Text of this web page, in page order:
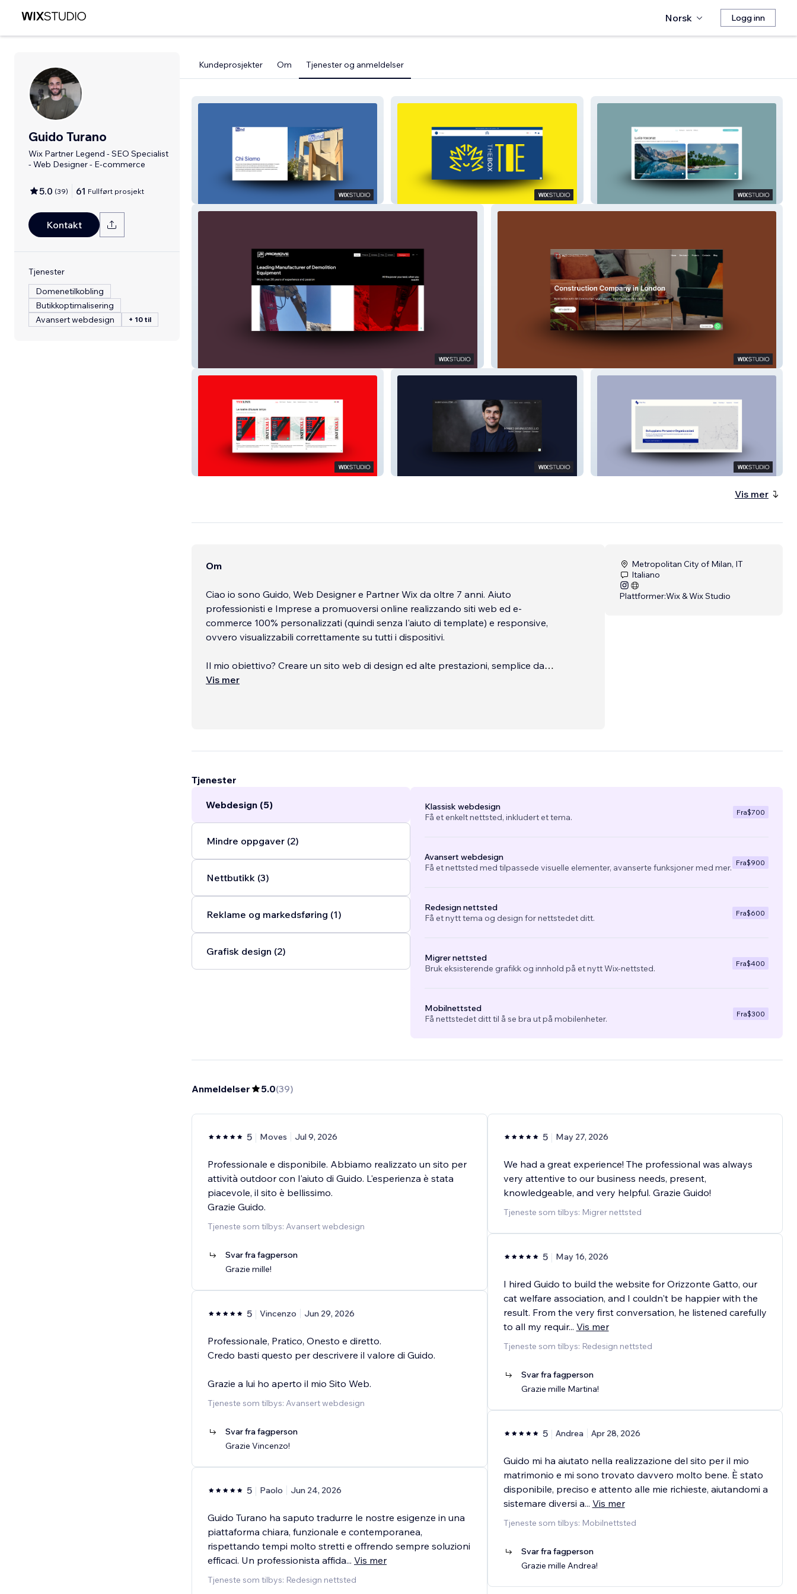
Norsk Logg inn
Guido Turano
Wix Partner Legend - SEO Specialist
- Web Designer - E-commerce
5.0 (39) 61 Fullført prosjekt
Kontakt
Tjenester
Domenetilkobling
Butikkoptimalisering
Avansert webdesign
+ 10 til
Kundeprosjekter Om Tjenester og anmeldelser
TOE-TheBox
Vis mer
Om
Ciao io sono Guido, Web Designer e Partner Wix da oltre 7 anni. Aiuto
professionisti e Imprese a promuoversi online realizzando siti web ed e-
commerce 100% personalizzati (quindi senza l'aiuto di template) e responsive,
ovvero visualizzabili correttamente su tutti i dispositivi.
Il mio obiettivo? Creare un sito web di design ed alte prestazioni, semplice da
utilizzare per i tuoi clienti e facile da gestire per te.
Vis mer
Metropolitan City of Milan, IT
Italiano
Plattformer:Wix & Wix Studio
Tjenester
Webdesign (5)
Mindre oppgaver (2)
Nettbutikk (3)
Reklame og markedsføring (1)
Grafisk design (2)
Klassisk webdesign
Få et enkelt nettsted, inkludert et tema.
Fra$700
Avansert webdesign
Få et nettsted med tilpassede visuelle elementer, avanserte funksjoner med mer. Fra$900
Redesign nettsted
Få et nytt tema og design for nettstedet ditt.
Fra$600
Migrer nettsted
Bruk eksisterende grafikk og innhold på et nytt Wix-nettsted.
Fra$400
Mobilnettsted
Få nettstedet ditt til å se bra ut på mobilenheter.
Fra$300
Anmeldelser 5.0(39)
5 Moves Jul 9, 2026
Professionale e disponibile. Abbiamo realizzato un sito per
attività outdoor con l'aiuto di Guido. L'esperienza è stata
piacevole, il sito è bellissimo.
Grazie Guido.
Tjeneste som tilbys: Avansert webdesign
Svar fra fagperson
Grazie mille!
5 Vincenzo Jun 29, 2026
Professionale, Pratico, Onesto e diretto.
Credo basti questo per descrivere il valore di Guido.
Grazie a lui ho aperto il mio Sito Web.
Tjeneste som tilbys: Avansert webdesign
Svar fra fagperson
Grazie Vincenzo!
5 Paolo Jun 24, 2026
Guido Turano ha saputo tradurre le nostre esigenze in una
piattaforma chiara, funzionale e contemporanea,
rispettando tempi molto stretti e offrendo sempre soluzioni
efficaci. Un professionista affida... Vis mer
Tjeneste som tilbys: Redesign nettsted
5 May 27, 2026
We had a great experience! The professional was always
very attentive to our business needs, present,
knowledgeable, and very helpful. Grazie Guido!
Tjeneste som tilbys: Migrer nettsted
5 May 16, 2026
I hired Guido to build the website for Orizzonte Gatto, our
cat welfare association, and I couldn't be happier with the
result. From the very first conversation, he listened carefully
to all my requir... Vis mer
Tjeneste som tilbys: Redesign nettsted
Svar fra fagperson
Grazie mille Martina!
5 Andrea Apr 28, 2026
Guido mi ha aiutato nella realizzazione del sito per il mio
matrimonio e mi sono trovato davvero molto bene. È stato
disponibile, preciso e attento alle mie richieste, aiutandomi a
sistemare diversi a... Vis mer
Tjeneste som tilbys: Mobilnettsted
Svar fra fagperson
Grazie mille Andrea!